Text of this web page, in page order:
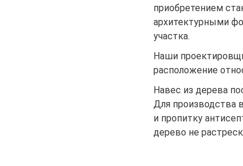
приобретением
архитектурными
участка.
Наши
расположение
Навес из дерева
Для производства
и пропитку
дерево не